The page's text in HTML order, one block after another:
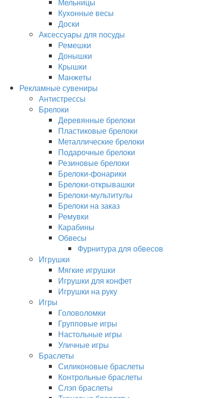
Кухонные весы
Доски
Аксессуары для посуды
Ремешки
Донышки
Крышки
Манжеты
Рекламные сувениры
Антистрессы
Брелоки
Деревянные брелоки
Пластиковые брелоки
Металлические брелоки
Подарочные брелоки
Резиновые брелоки
Брелоки-фонарики
Брелоки-открывашки
Брелоки-мультитулы
Брелоки на заказ
Ремувки
Карабины
Обвесы
Фурнитура для обвесов
Игрушки
Мягкие игрушки
Игрушки для конфет
Игрушки на руку
Игры
Головоломки
Групповые игры
Настольные игры
Уличные игры
Браслеты
Силиконовые браслеты
Контрольные браслеты
Слэп браслеты